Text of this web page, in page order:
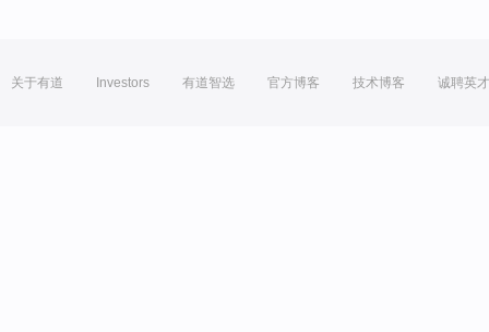
关于有道 Investors 有道智选 官方博客 技术博客 诚聘英才